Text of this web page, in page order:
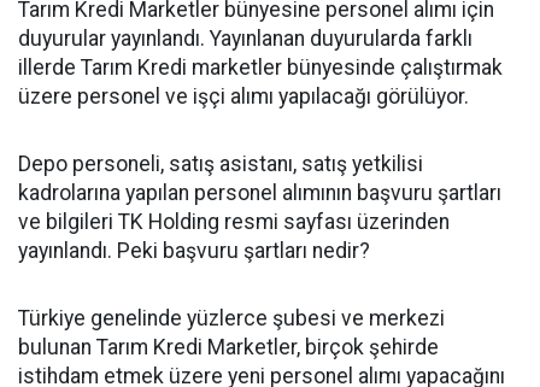
Tarım Kredi Marketler bünyesine personel alımı için
duyurular yayınlandı. Yayınlanan duyurularda farklı
illerde Tarım Kredi marketler bünyesinde çalıştırmak
üzere personel ve işçi alımı yapılacağı görülüyor.
Depo personeli, satış asistanı, satış yetkilisi
kadrolarına yapılan personel alımının başvuru şartları
ve bilgileri TK Holding resmi sayfası üzerinden
yayınlandı. Peki başvuru şartları nedir?
Türkiye genelinde yüzlerce şubesi ve merkezi
bulunan Tarım Kredi Marketler, birçok şehirde
istihdam etmek üzere yeni personel alımı yapacağını